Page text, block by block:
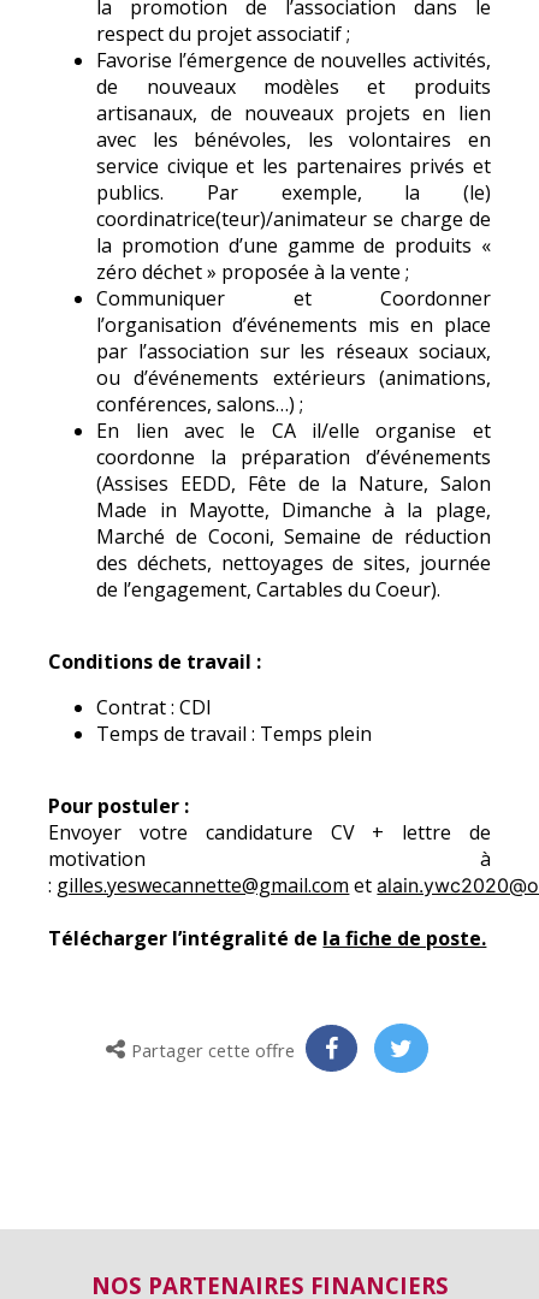
la promotion de l’association dans le
respect du projet associatif ;
Favorise l’émergence de nouvelles activités,
de nouveaux modèles et produits
artisanaux, de nouveaux projets en lien
avec les bénévoles, les volontaires en
service civique et les partenaires privés et
publics. Par exemple, la (le)
coordinatrice(teur)/animateur se charge de
la promotion d’une gamme de produits «
zéro déchet » proposée à la vente ;
Communiquer et Coordonner
l’organisation d’événements mis en place
par l’association sur les réseaux sociaux,
ou d’événements extérieurs (animations,
conférences, salons…) ;
En lien avec le CA il/elle organise et
coordonne la préparation d’événements
(Assises EEDD, Fête de la Nature, Salon
Made in Mayotte, Dimanche à la plage,
Marché de Coconi, Semaine de réduction
des déchets, nettoyages de sites, journée
de l’engagement, Cartables du Coeur).
Conditions de travail :
Contrat : CDI
Temps de travail : Temps plein
Pour postuler :
Envoyer votre candidature CV + lettre de
motivation à
: gilles.yeswecannette@gmail.com et
Télécharger l’intégralité de la fiche de poste.
Partager cette offre
NOS PARTENAIRES FINANCIERS